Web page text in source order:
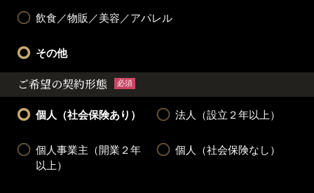
飲食／物販／美容／アパレル
その他
ご希望の契約形態 必須
個人（社会保険あり） 法人（設立２年以上）
個人事業主（開業２年
以上）
個人（社会保険なし）